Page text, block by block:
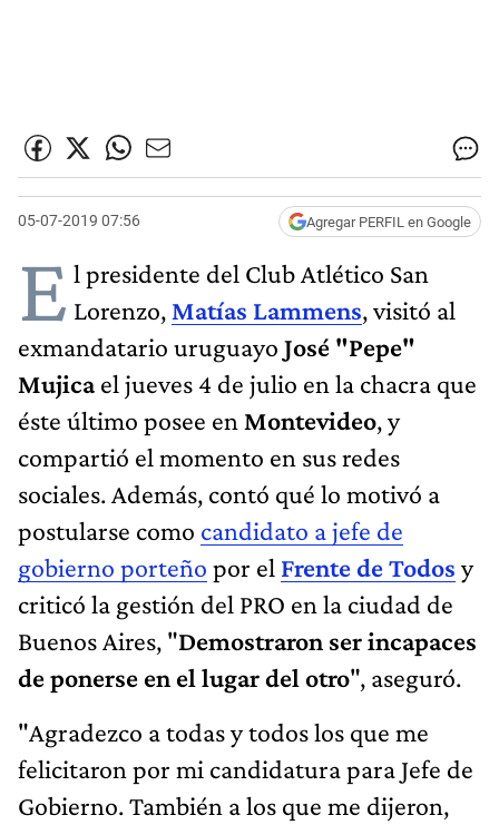
05-07-2019 07:56 Agregar PERFIL en Google
E l presidente del Club Atlético San
Lorenzo, Matías Lammens, visitó al
exmandatario uruguayo José "Pepe"
Mujicael jueves 4 de julio en la chacra que
éste último posee en Montevideo, y
compartió el momento en sus redes
sociales. Además, contó qué lo motivó a
postularse como candidato a jefe de
gobierno porteño por el Frente de Todos y
criticó la gestión del PRO en la ciudad de
Buenos Aires, "Demostraron ser incapaces
de ponerse en el lugar del otro", aseguró.
"Agradezco a todas y todos los que me
felicitaron por mi candidatura para Jefe de
Gobierno. También a los que me dijeron,